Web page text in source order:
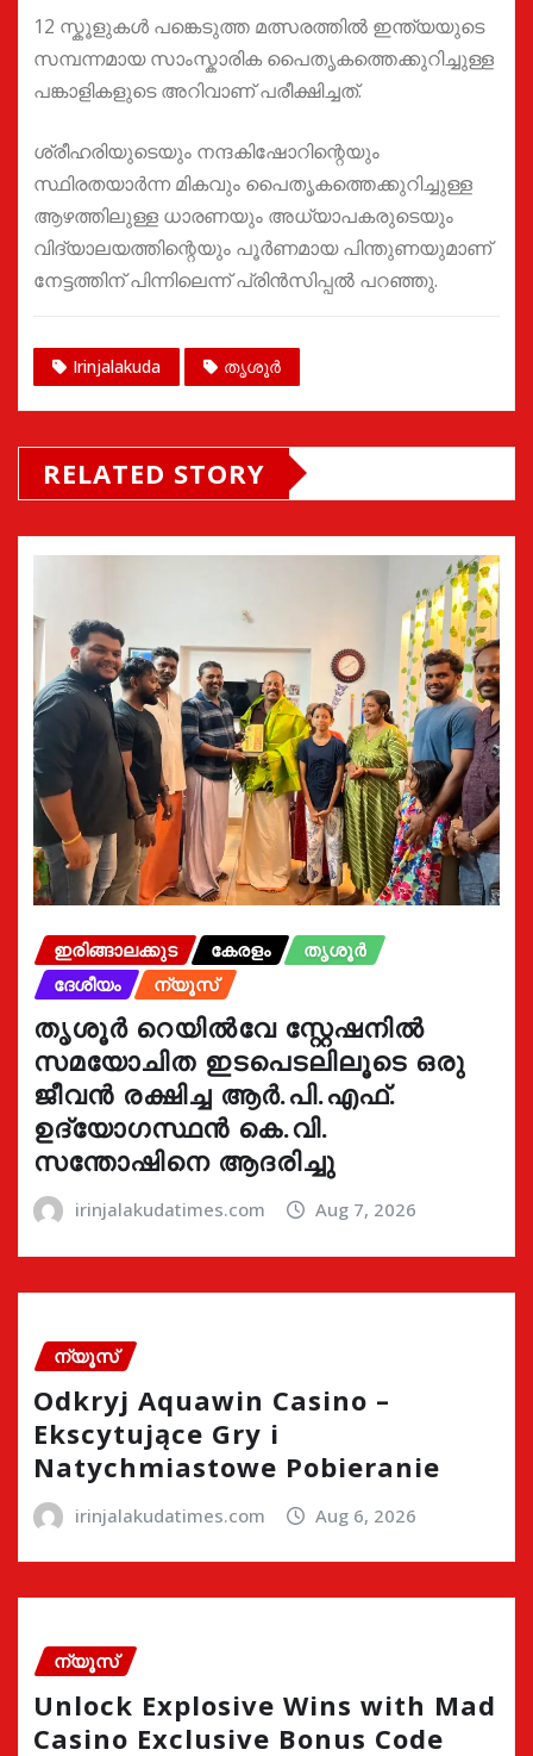
12 സ്കൂളുകൾ പങ്കെടുത്ത മത്സരത്തിൽ ഇന്ത്യയുടെ
സമ്പന്നമായ സാംസ്കാരിക പൈതൃകത്തെക്കുറിച്ചുള്ള
പങ്കാളികളുടെ അറിവാണ് പരീക്ഷിച്ചത്.
ശ്രീഹരിയുടെയും നന്ദകിഷോറിന്റെയും
സ്ഥിരതയാർന്ന മികവും പൈതൃകത്തെക്കുറിച്ചുള്ള
ആഴത്തിലുള്ള ധാരണയും അധ്യാപകരുടെയും
വിദ്യാലയത്തിന്റെയും പൂർണമായ പിന്തുണയുമാണ്
നേട്ടത്തിന് പിന്നിലെന്ന് പ്രിൻസിപ്പൽ പറഞ്ഞു.
Irinjalakuda തൃശൂർ
RELATED STORY
ഇരിങ്ങാലക്കുട കേരളം
തൃശൂർ
ദേശീയം
ന്യൂസ്
തൃശൂർ റെയിൽവേ സ്റ്റേഷനിൽ
സമയോചിത ഇടപെടലിലൂടെ ഒരു
ജീവൻ രക്ഷിച്ച ആർ.പി.എഫ്.
ഉദ്യോഗസ്ഥൻ കെ.വി.
സന്തോഷിനെ ആദരിച്ചു
irinjalakudatimes.com Aug 7, 2026
ന്യൂസ്
Odkryj Aquawin Casino –
Ekscytujące Gry i
Natychmiastowe Pobieranie
irinjalakudatimes.com Aug 6, 2026
ന്യൂസ്
Unlock Explosive Wins with Mad
Casino Exclusive Bonus Code